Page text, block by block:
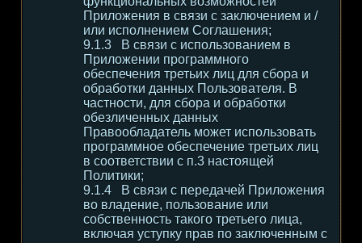
Приложения в связи с заключением и /
или исполнением Соглашения;
В связи с использованием в
Приложении программного
обеспечения третьих лиц для сбора и
обработки данных Пользователя. В
частности, для сбора и обработки
обезличенных данных
Правообладатель может использовать
программное обеспечение третьих лиц
в соответствии с п.3 настоящей
Политики;
В связи с передачей Приложения
во владение, пользование или
собственность такого третьего лица,
включая уступку прав по заключенным с